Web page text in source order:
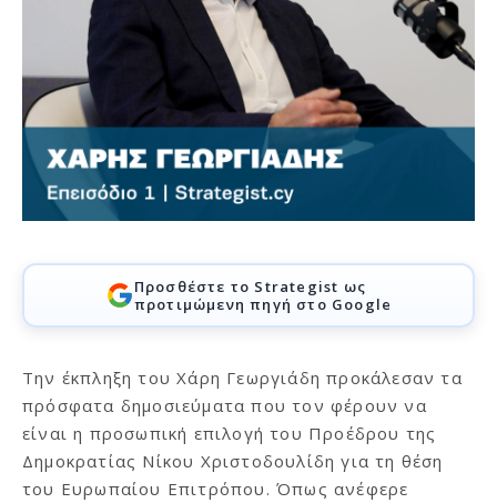
Προσθέστε το Strategist ως
προτιμώμενη πηγή στο Google
Την έκπληξη του Χάρη Γεωργιάδη προκάλεσαν τα
πρόσφατα δημοσιεύματα που τον φέρουν να
είναι η προσωπική επιλογή του Προέδρου της
Δημοκρατίας Νίκου Χριστοδουλίδη για τη θέση
του Ευρωπαίου Επιτρόπου. Όπως ανέφερε